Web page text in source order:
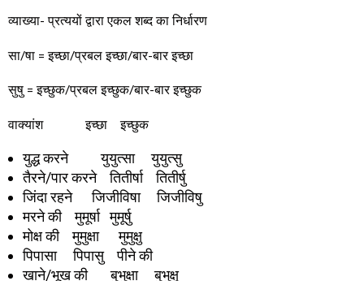
व्याख्या- प्रत्ययों द्वारा एकल शब्द का निर्धारण
सा/षा = इच्छा/प्रबल इच्छा/बार-बार इच्छा
सुषु = इच्छुक/प्रबल इच्छुक/बार-बार इच्छुक
वाक्यांश इच्छा इच्छुक
युद्ध करने युयुत्सा युयुत्सु
तैरने/पार करने तितीर्षा तितीर्षु
जिंदा रहने जिजीविषा जिजीविषु
मरने की मुमूर्षा मुमूर्षु
मोक्ष की मुमुक्षा मुमुक्षु
पिपासा पिपासु पीने की
खाने/भूख की बुभुक्षा बुभुक्षु